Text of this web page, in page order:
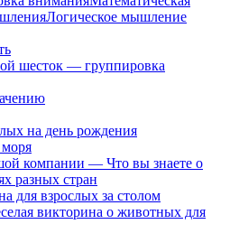
Логическое мышление
шесток — группировка
на день рождения
компании — Что вы знаете о
разных стран
для взрослых за столом
викторина о животных для